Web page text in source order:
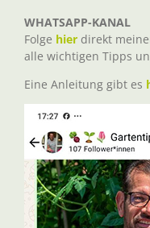
WHATSAPP-KANAL
Folge hier direkt
alle wichtigen Tipps
Eine Anleitung gibt es